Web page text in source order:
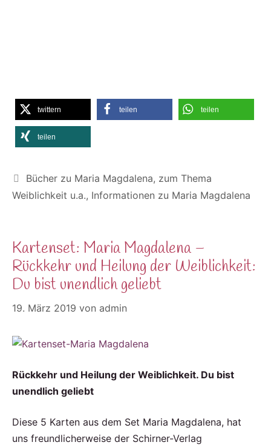
twittern teilen teilen
teilen
Kategorien
Bücher zu Maria Magdalena, zum Thema
Weiblichkeit u.a., Informationen zu Maria Magdalena
Kartenset: Maria Magdalena –
Rückkehr und Heilung der Weiblichkeit:
Du bist unendlich geliebt
19. März 2019 von admin
Rückkehr und Heilung der Weiblichkeit. Du bist
unendlich geliebt
Diese 5 Karten aus dem Set Maria Magdalena, hat
uns freundlicherweise der Schirner-Verlag